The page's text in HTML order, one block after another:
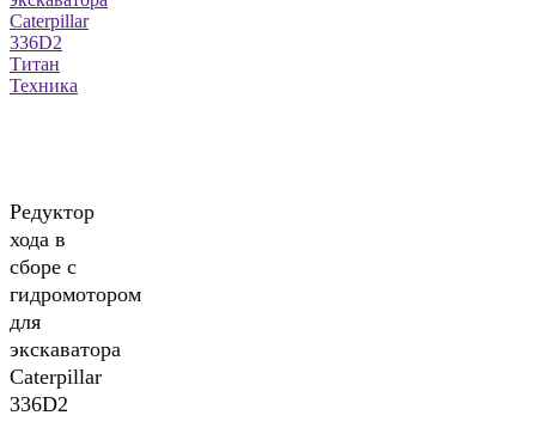
Редуктор
хода в
сборе с
гидромотором
для
экскаватора
Caterpillar
336D2